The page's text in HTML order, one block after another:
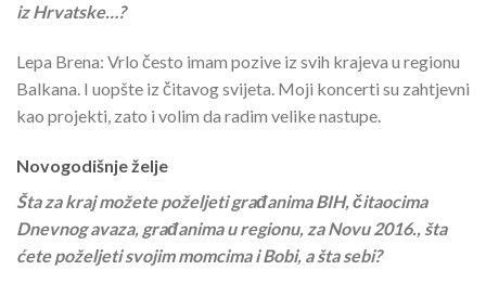
iz Hrvatske…?
Lepa Brena: Vrlo često imam pozive iz svih krajeva u regionu
Balkana. I uopšte iz čitavog svijeta. Moji koncerti su zahtjevni
kao projekti, zato i volim da radim velike nastupe.
Novogodišnje želje
Šta za kraj možete poželjeti građanima BIH, čitaocima
Dnevnog avaza, građanima u regionu, za Novu 2016., šta
ćete poželjeti svojim momcima i Bobi, a šta sebi?